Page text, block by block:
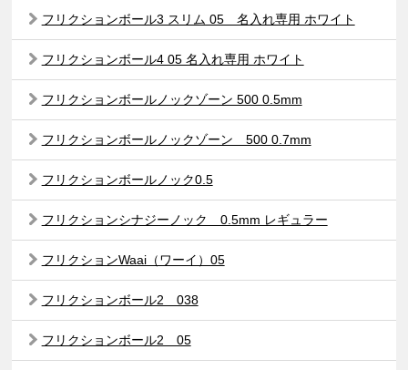
フリクションボール3 スリム 05 名入れ専用 ホワイト
フリクションボール4 05 名入れ専用 ホワイト
フリクションボールノックゾーン 500 0.5mm
フリクションボールノックゾーン 500 0.7mm
フリクションボールノック0.5
フリクションシナジーノック 0.5mm レギュラー
フリクションWaai（ワーイ）05
フリクションボール2 038
フリクションボール2 05